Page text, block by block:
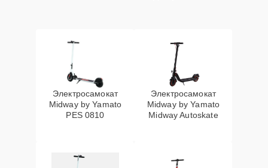
Электросамокат
Midway by Yamato
PES 0810
Электросамокат
Midway by Yamato
Midway Autoskate